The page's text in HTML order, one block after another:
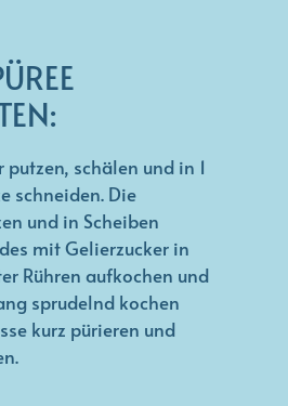
putzen, schälen und in 1
schneiden. Die
und in Scheiben
mit Gelierzucker in
Rühren aufkochen und
sprudelnd kochen
kurz pürieren und